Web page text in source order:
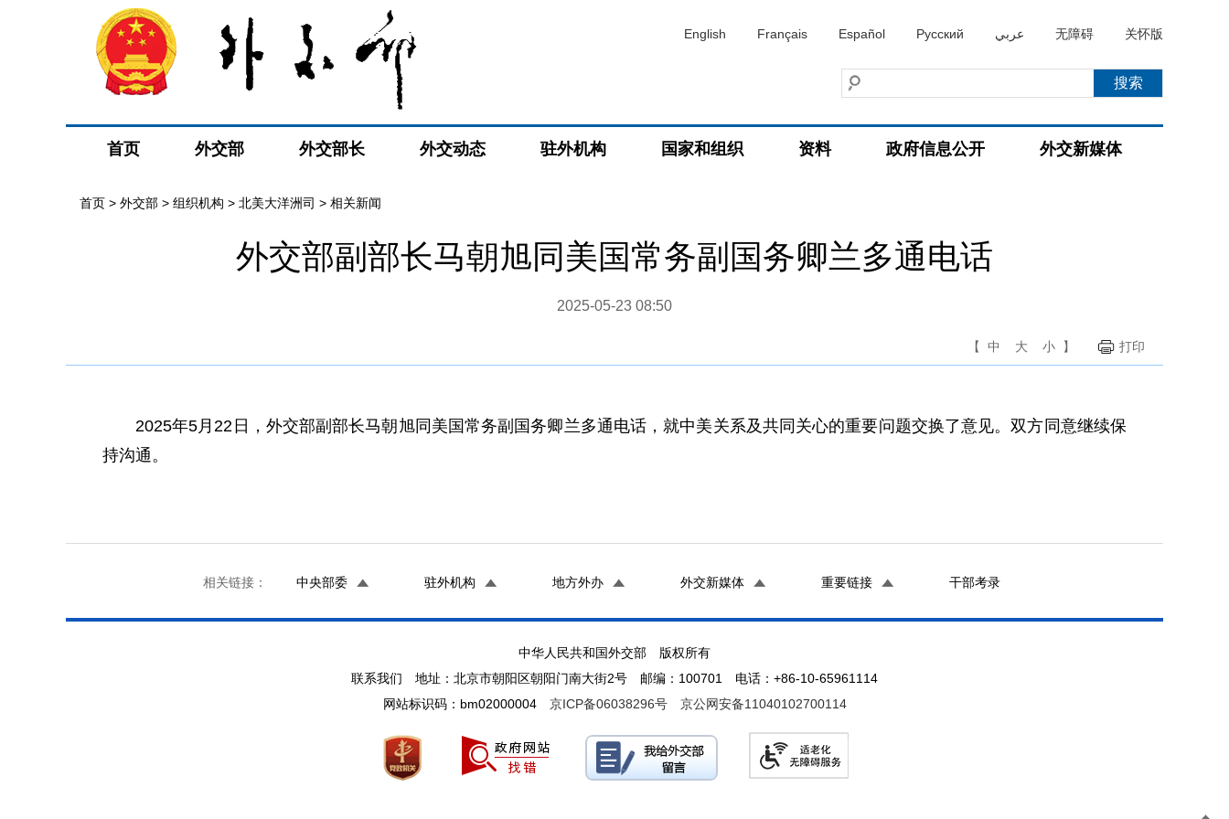
English Français Español Русский عربي 无障碍 关怀版
首页 外交部 外交部长 外交动态 驻外机构 国家和组织 资料 政府信息公开 外交新媒体
首页 > 外交部 > 组织机构 > 北美大洋洲司 > 相关新闻
外交部副部长马朝旭同美国常务副国务卿兰多通电话
2025-05-23 08:50
【 中 大 小 】 打印
2025年5月22日，外交部副部长马朝旭同美国常务副国务卿兰多通电话，就中美关系及共同关心的重要问题交换了意见。双方同意继续保
持沟通。
相关链接： 中央部委 驻外机构 地方外办 外交新媒体 重要链接 干部考录
中华人民共和国外交部 版权所有
联系我们 地址：北京市朝阳区朝阳门南大街2号 邮编：100701 电话：+86-10-65961114
网站标识码：bm02000004 京ICP备06038296号 京公网安备11040102700114